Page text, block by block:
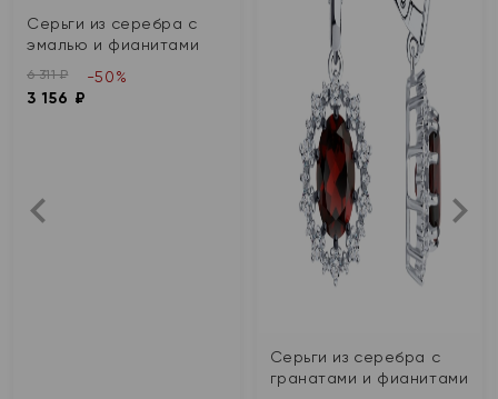
Серьги из серебра с
эмалью и фианитами
6 311 ₽
3 156 ₽
-50%
Серьги из серебра с
гранатами и фианитами